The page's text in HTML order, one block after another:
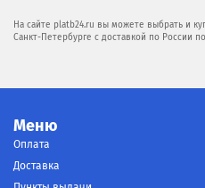
На сайте platb24.ru вы можете выбрать и
Санкт-Петербурге с доставкой по России
Меню
Оплата
Доставка